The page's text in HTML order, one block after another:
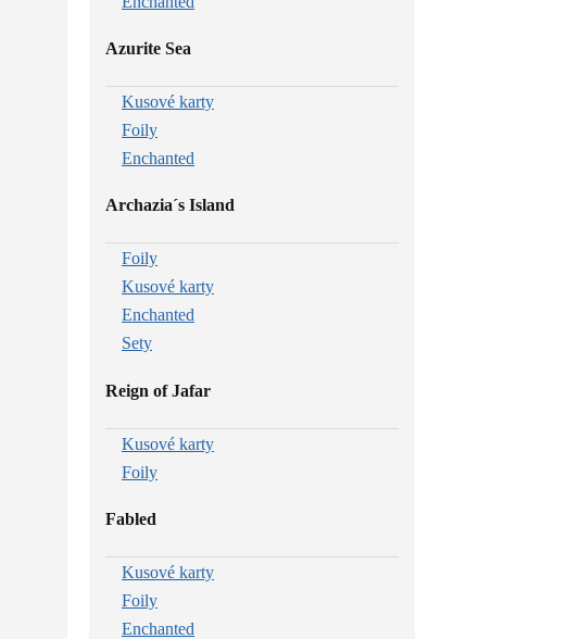
Azurite Sea
Kusové karty
Foily
Enchanted
Archazia´s Island
Foily
Kusové karty
Enchanted
Sety
Reign of Jafar
Kusové karty
Foily
Fabled
Kusové karty
Foily
Enchanted